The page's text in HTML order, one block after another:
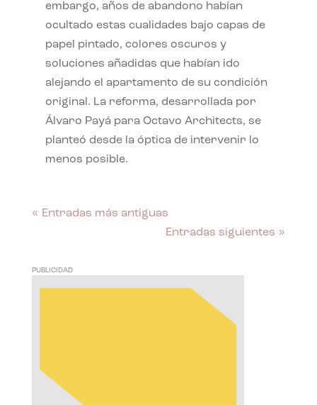
embargo, años de abandono habían
ocultado estas cualidades bajo capas de
papel pintado, colores oscuros y
soluciones añadidas que habían ido
alejando el apartamento de su condición
original. La reforma, desarrollada por
Álvaro Payá para Octavo Architects, se
planteó desde la óptica de intervenir lo
menos posible.
« Entradas más antiguas
Entradas siguientes »
PUBLICIDAD